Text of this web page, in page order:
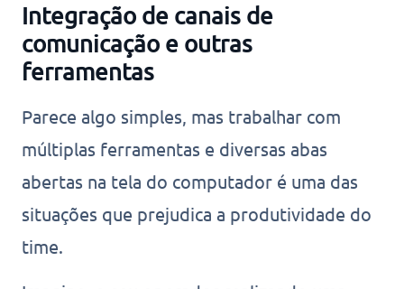
Integração de canais de
comunicação e outras
ferramentas
Parece algo simples, mas trabalhar com
múltiplas ferramentas e diversas abas
abertas na tela do computador é uma das
situações que prejudica a produtividade do
time.